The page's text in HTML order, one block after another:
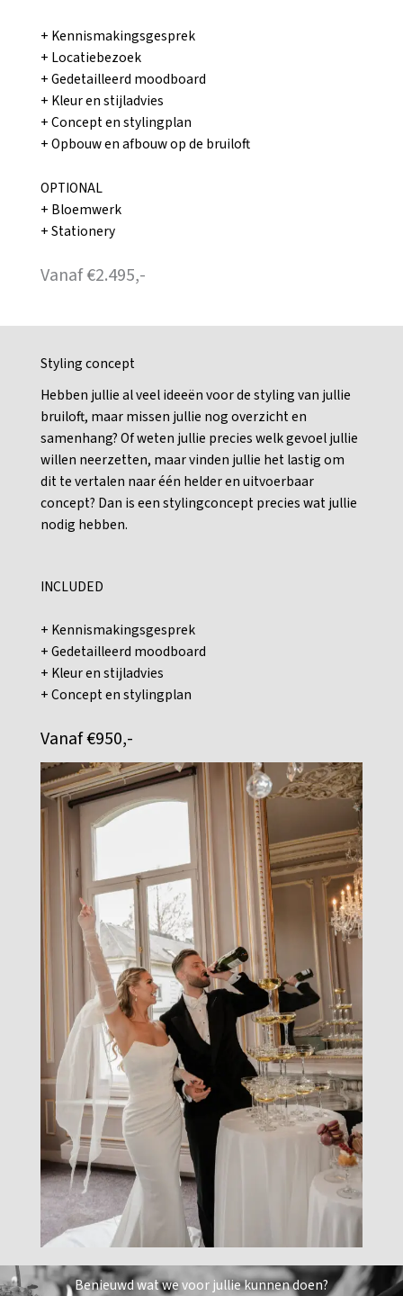
+ Kennismakingsgesprek
+ Locatiebezoek
+ Gedetailleerd moodboard
+ Kleur en stijladvies
+ Concept en stylingplan
+ Opbouw en afbouw op de bruiloft
OPTIONAL
+ Bloemwerk
+Stationery
Vanaf €2.495,-
Styling concept
Hebben jullie al veel ideeën voor de styling van jullie
bruiloft, maar missen jullie nog overzicht en
samenhang? Of weten jullie precies welk gevoel jullie
willen neerzetten, maar vinden jullie het lastig om
dit te vertalen naar één helder en uitvoerbaar
concept? Dan is een stylingconcept precies wat jullie
nodig hebben.
INCLUDED
+ Kennismakingsgesprek
+ Gedetailleerd moodboard
+ Kleur en stijladvies
+ Concept en stylingplan
Vanaf €950,-
Benieuwd wat we voor jullie kunnen doen?